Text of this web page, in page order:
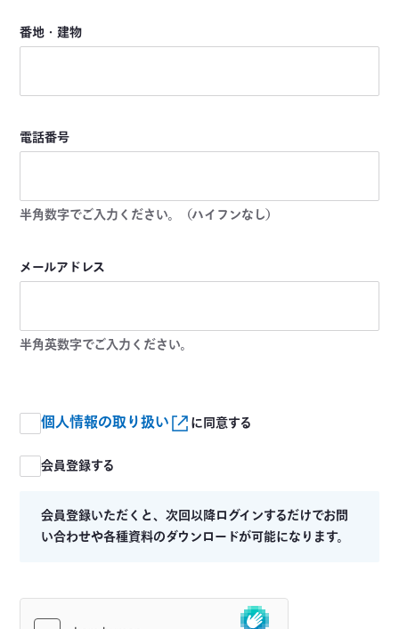
番地・建物
電話番号
半角数字でご入力ください。（ハイフンなし）
メールアドレス
半角英数字でご入力ください。
個人情報の取り扱い に同意する
会員登録する
会員登録いただくと、次回以降ログインするだけでお問
い合わせや各種資料のダウンロードが可能になります。